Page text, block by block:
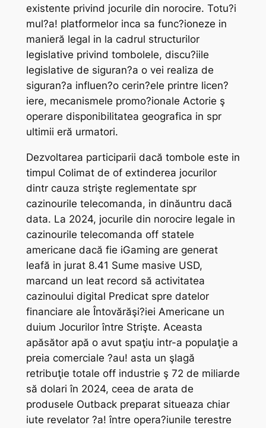
existente privind jocurile din norocire. Totu?i
mul?a! platformelor inca sa func?ioneze in
manieră legal in la cadrul structurilor
legislative privind tombolele, discu?iile
legislative de siguran?a o vei realiza de
siguran?a influen?o cerin?ele printre licen?
iere, mecanismele promo?ionale Actorie ş
operare disponibilitatea geografica in spr
ultimii eră urmatori.
Dezvoltarea participarii dacă tombole este in
timpul Colimat de of extinderea jocurilor
dintr cauza strişte reglementate spr
cazinourile telecomanda, in dinăuntru dacă
data. La 2024, jocurile din norocire legale in
cazinourile telecomanda off statele
americane dacă fie iGaming are generat
leafă in jurat 8.41 Sume masive USD,
marcand un leat record să activitatea
cazinoului digital Predicat spre datelor
financiare ale Întovărăşi?iei Americane un
duium Jocurilor între Strişte. Aceasta
apăsător apă o avut spaţiu intr-a populaţie a
preia comerciale ?au! asta un şlagă
retribuţie totale off industrie ş 72 de miliarde
să dolari în 2024, ceea de arata de
produsele Outback preparat situeaza chiar
iute revelator ?a! între opera?iunile terestre